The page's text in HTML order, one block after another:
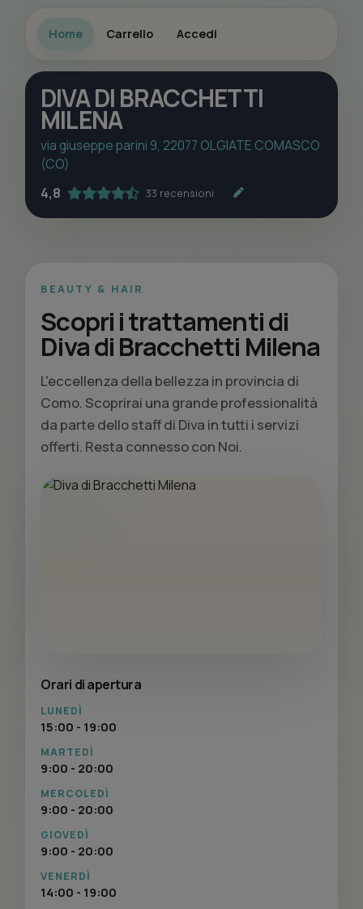
Home Carrello Accedi
DIVA DI BRACCHETTI
MILENA
via giuseppe parini 9, 22077 OLGIATE COMASCO
(CO)
4,8
33 recensioni
BEAUTY & HAIR
Scopri i trattamenti di
Diva di Bracchetti Milena
L'eccellenza della bellezza in provincia di
Como. Scoprirai una grande professionalità
da parte dello staff di Diva in tutti i servizi
offerti. Resta connesso con Noi.
Orari di apertura
LUNEDÌ
15:00 - 19:00
MARTEDÌ
9:00 - 20:00
MERCOLEDÌ
9:00 - 20:00
GIOVEDÌ
9:00 - 20:00
VENERDÌ
14:00 - 19:00